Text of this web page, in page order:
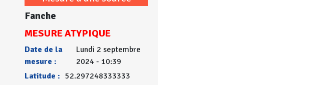
Fanche
MESURE ATYPIQUE
Date de la
mesure :
Lundi 2 septembre
2024 - 10:39
Latitude : 52.297248333333